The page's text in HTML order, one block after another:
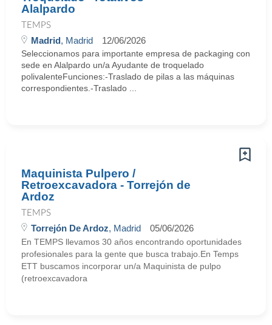
Alalpardo
TEMPS
Madrid, Madrid 12/06/2026
Seleccionamos para importante empresa de packaging con
sede en Alalpardo un/a Ayudante de troquelado
polivalenteFunciones:-Traslado de pilas a las máquinas
correspondientes.-Traslado ...
Maquinista Pulpero /
Retroexcavadora - Torrejón de
Ardoz
TEMPS
Torrejón De Ardoz, Madrid 05/06/2026
En TEMPS llevamos 30 años encontrando oportunidades
profesionales para la gente que busca trabajo.En Temps
ETT buscamos incorporar un/a Maquinista de pulpo
(retroexcavadora